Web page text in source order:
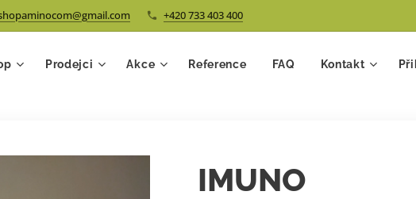
+420 733 403 400
Prodejci Akce Reference FAQ Kontakt
IMUNO